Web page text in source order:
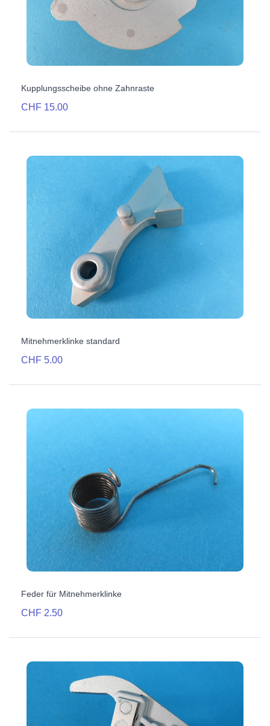
Kupplungsscheibe ohne Zahnraste
CHF 15.00
Mitnehmerklinke standard
CHF 5.00
Feder für Mitnehmerklinke
CHF 2.50